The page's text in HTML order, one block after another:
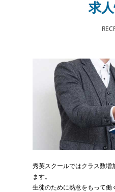
求
秀英スクールではクラス数増
ます。
生徒のために熱意をもって働